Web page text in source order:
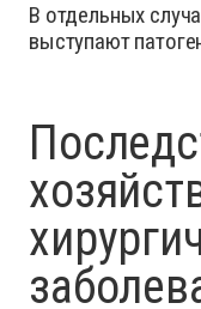
В отдельных
выступают